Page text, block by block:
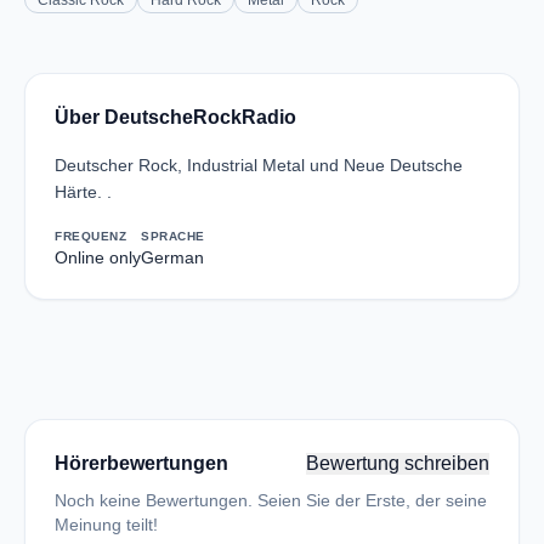
Über DeutscheRockRadio
Deutscher Rock, Industrial Metal und Neue Deutsche
Härte. .
FREQUENZ
Online only
SPRACHE
German
Hörerbewertungen Bewertung schreiben
Noch keine Bewertungen. Seien Sie der Erste, der seine
Meinung teilt!